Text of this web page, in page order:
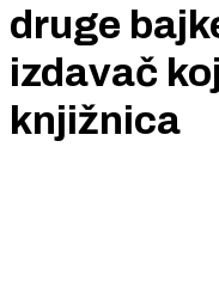
druge
izdavač
knjižnica